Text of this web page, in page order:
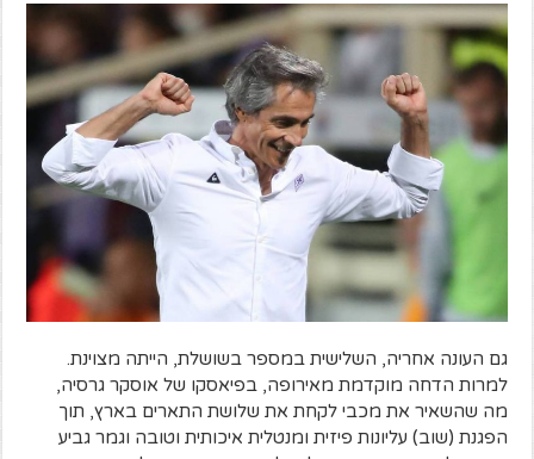
גם העונה אחריה, השלישית במספר בשושלת, הייתה מצוינת.
למרות הדחה מוקדמת מאירופה, בפיאסקו של אוסקר גרסיה,
מה שהשאיר את מכבי לקחת את שלושת התארים בארץ, תוך
הפגנת (שוב) עליונות פיזית ומנטלית איכותית וטובה וגמר גביע